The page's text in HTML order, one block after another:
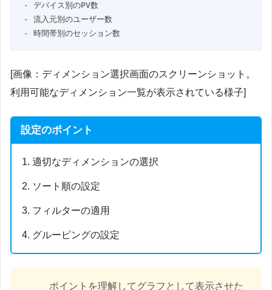
- デバイス別のPV数
- 流入元別のユーザー数
- 時間帯別のセッション数
[画像：ディメンション選択画面のスクリーンショット。
利用可能なディメンション一覧が表示されている様子]
設定のポイント
適切なディメンションの選択
ソート順の設定
フィルターの適用
グルーピングの設定
ポイントを理解してグラフとして表示させた